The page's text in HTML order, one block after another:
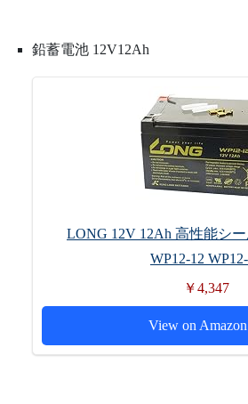
ネット通
鉛蓄電池 12V12Ah
LONG 12V 12Ah 高性能シ
WP12-12
￥4,347
View on Amazon